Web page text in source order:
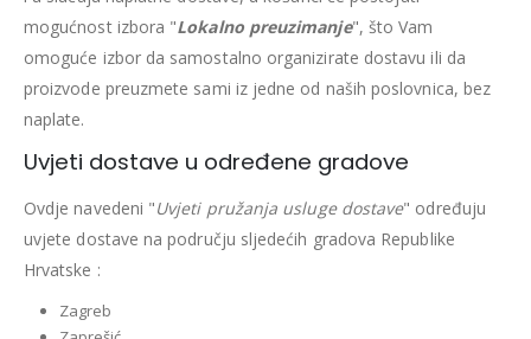
mogućnost izbora "Lokalno preuzimanje", što Vam
omoguće izbor da samostalno organizirate dostavu ili da
proizvode preuzmete sami iz jedne od naših poslovnica, bez
naplate.
Uvjeti dostave u određene gradove
Ovdje navedeni "Uvjeti pružanja usluge dostave" određuju
uvjete dostave na području sljedećih gradova Republike
Hrvatske :
Zagreb